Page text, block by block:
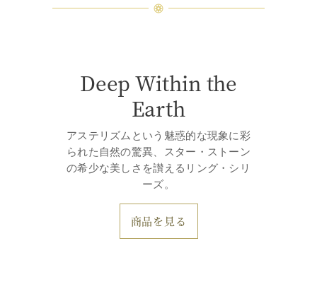
Deep Within the
Earth
アステリズムという魅惑的な現象に彩
られた自然の驚異、スター・ストーン
の希少な美しさを讃えるリング・シリ
ーズ。
商品を見る